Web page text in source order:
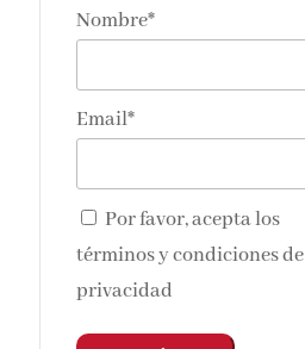
Nombre*
Email*
Por favor, acepta los
términos y condiciones de
privacidad